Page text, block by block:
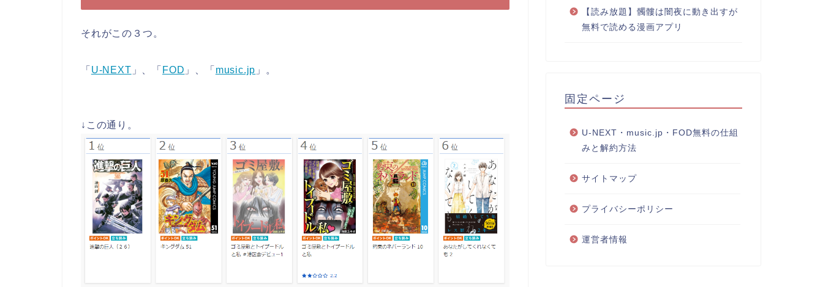
それがこの３つ。
「 U-NEXT 」、「 FOD 」、「 music.jp 」。
↓この通り。
【読み放題】髑髏は闇夜に動き出すが
無料で読める漫画アプリ
固定ページ
U-NEXT・music.jp・FOD無料の仕組
みと解約方法
サイトマップ
プライバシーポリシー
運営者情報